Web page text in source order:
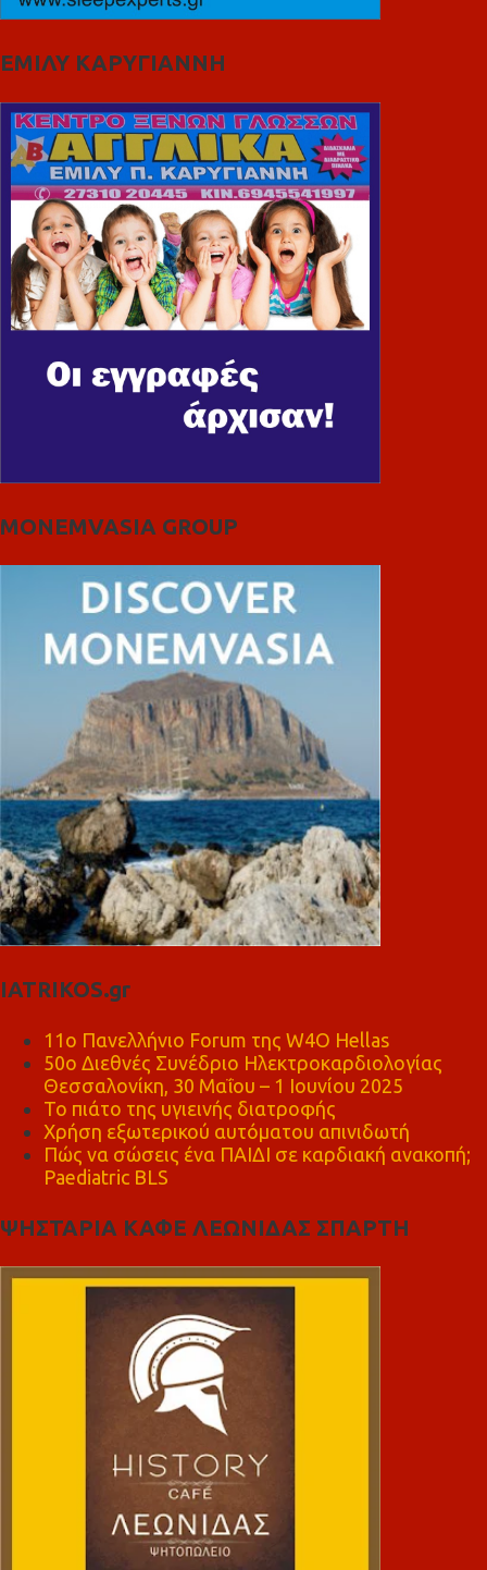
ΕΜΙΛΥ ΚΑΡΥΓΙΑΝΝΗ
MONEMVASIA GROUP
IATRIKOS.gr
11ο Πανελλήνιο Forum της W4O Hellas
50ο Διεθνές Συνέδριο Ηλεκτροκαρδιολογίας
Θεσσαλονίκη, 30 Μαΐου – 1 Ιουνίου 2025
Το πιάτο της υγιεινής διατροφής
Χρήση εξωτερικού αυτόματου απινιδωτή
Πώς να σώσεις ένα ΠΑΙΔΙ σε καρδιακή ανακοπή;
Paediatric BLS
ΨΗΣΤΑΡΙΑ ΚΑΦΕ ΛΕΩΝΙΔΑΣ ΣΠΑΡΤΗ